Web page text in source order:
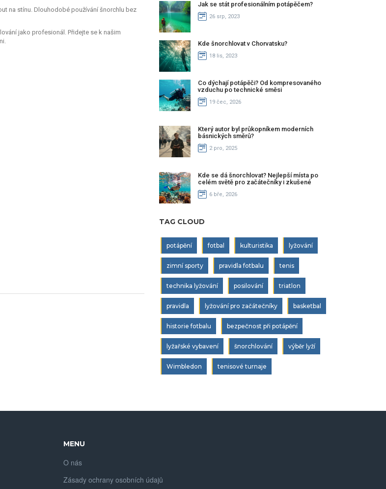
na stínu. Dlouhodobé používání šnorchlu bez
jako profesionál. Přidejte se k našim
Jak se stát profesionálním potápěčem?
26 srp, 2023
Kde šnorchlovat v Chorvatsku?
18 lis, 2023
Co dýchají potápěči? Od kompresovaného
vzduchu po technické směsi
19 čec, 2026
Který autor byl průkopníkem moderních
básnických směrů?
2 pro, 2025
Kde se dá šnorchlovat? Nejlepší místa po
celém světě pro začátečníky i zkušené
6 bře, 2026
TAG CLOUD
potápění fotbal kulturistika lyžování
zimní sporty pravidla fotbalu tenis
technika lyžování posilování triatlon
pravidla lyžování pro začátečníky basketbal
historie fotbalu bezpečnost při potápění
lyžařské vybavení šnorchlování výběr lyží
Wimbledon tenisové turnaje
MENU
O nás
Zásady ochrany osobních údajů